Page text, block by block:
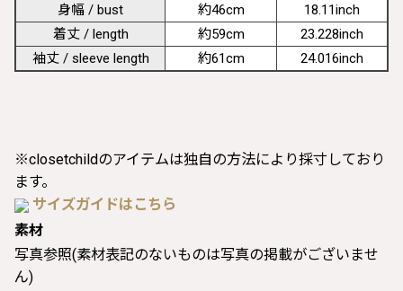
身幅 / bust
約46cm
18.11inch
着丈 / length
約59cm
23.228inch
袖丈 / sleeve length
約61cm 24.016inch
※closetchildのアイテムは独自の方法により採寸しており
ます。
サイズガイドはこちら
素材
写真参照(素材表記のないものは写真の掲載がございませ
ん)